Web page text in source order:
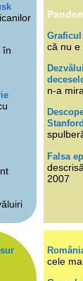
în
Graficul
că nu e
n-a
Stanford
Falsa
2007
cele